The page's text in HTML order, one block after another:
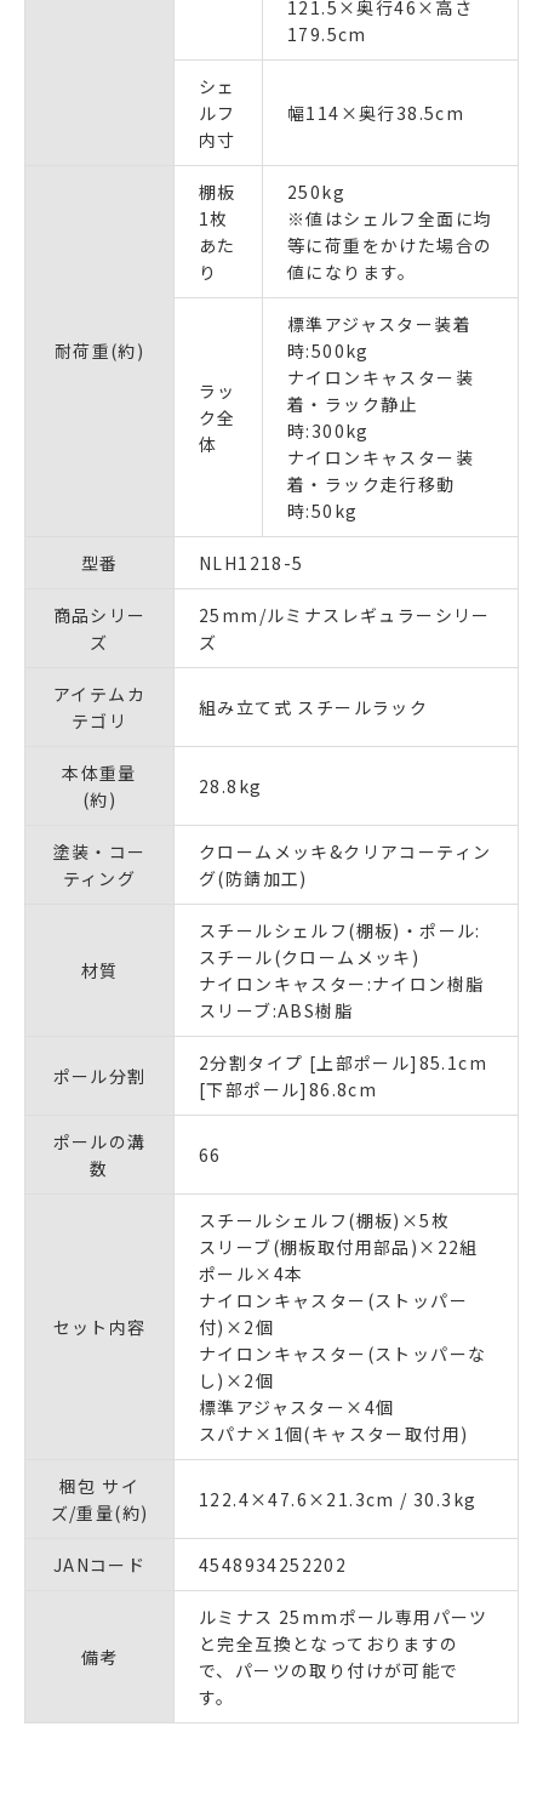
121.5×奥行46×高さ
179.5cm
シェ
ルフ
内寸
幅114×奥行38.5cm
耐荷重(約)
棚板
1枚
あた
り
250kg
※値はシェルフ全面に均
等に荷重をかけた場合の
値になります。
ラッ
ク全
体
標準アジャスター装着
時:500kg
ナイロンキャスター装
着・ラック静止
時:300kg
ナイロンキャスター装
着・ラック走行移動
時:50kg
型番 NLH1218-5
商品シリー
ズ
25mm/ルミナスレギュラーシリー
ズ
アイテムカ
テゴリ
組み立て式 スチールラック
本体重量
(約)
28.8kg
塗装・コー
ティング
クロームメッキ&クリアコーティン
グ(防錆加工)
材質
スチールシェルフ(棚板)・ポール:
スチール(クロームメッキ)
ナイロンキャスター:ナイロン樹脂
スリーブ:ABS樹脂
ポール分割
2分割タイプ [上部ポール]85.1cm
[下部ポール]86.8cm
ポールの溝
数
66
セット内容
スチールシェルフ(棚板)×5枚
スリーブ(棚板取付用部品)×22組
ポール×4本
ナイロンキャスター(ストッパー
付)×2個
ナイロンキャスター(ストッパーな
し)×2個
標準アジャスター×4個
スパナ×1個(キャスター取付用)
梱包 サイ
ズ/重量(約)
122.4×47.6×21.3cm / 30.3kg
JANコード 4548934252202
備考
ルミナス 25mmポール専用パーツ
と完全互換となっておりますの
で、パーツの取り付けが可能で
す。